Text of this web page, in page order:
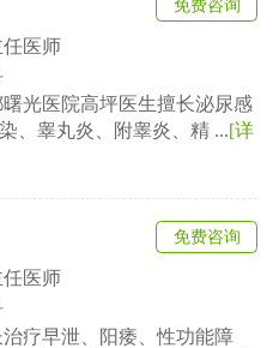
医师
曙光医院高坪医生擅长泌尿感
、睾丸炎、附睾炎、精 ...[详
免费咨询
医师
疗早泄、阳痿、性功能障
免费咨询